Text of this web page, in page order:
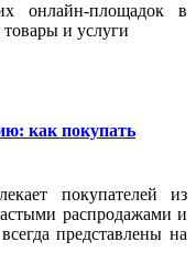
онлайн-площадок в
и услуги
как покупать
покупателей из
распродажами и
представлены на